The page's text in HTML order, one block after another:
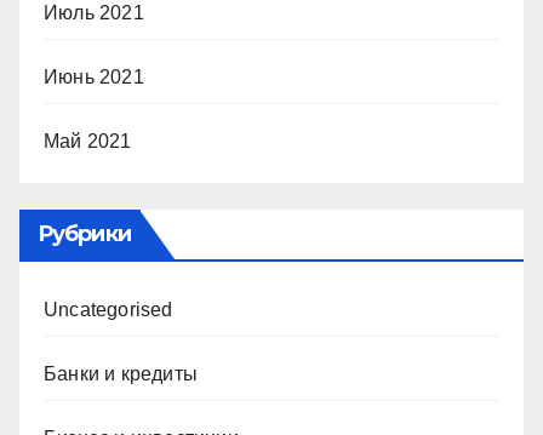
Июль 2021
Июнь 2021
Май 2021
Рубрики
Uncategorised
Банки и кредиты